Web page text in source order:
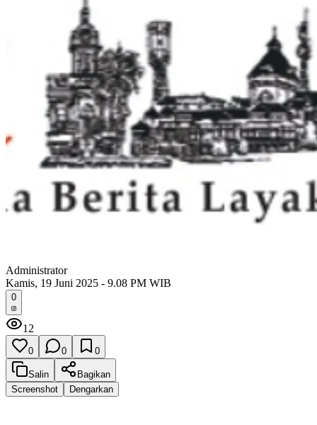
Administrator
Kamis, 19 Juni 2025 - 9.08 PM WIB
0
12
0 0 0
Salin
Bagikan
Screenshot
Dengarkan